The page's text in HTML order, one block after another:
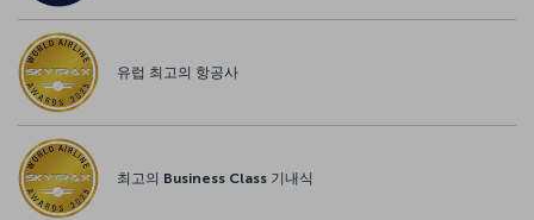
유럽 최고의 항공사
최고의 Business Class 기내식